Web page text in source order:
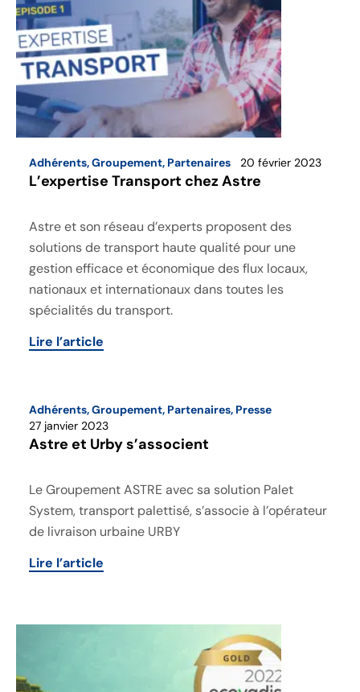
Adhérents,Groupement, Partenaires 20 février 2023
L’expertise Transport chez Astre
Astre et son réseau d’experts proposent des
solutions de transport haute qualité pour une
gestion efficace et économique des flux locaux,
nationaux et internationaux dans toutes les
spécialités du transport.
Lire l’article
Adhérents,Groupement, Partenaires, Presse
27 janvier 2023
Astre et Urby s’associent
Le Groupement ASTRE avec sa solution Palet
System, transport palettisé, s’associe à l’opérateur
de livraison urbaine URBY
Lire l’article